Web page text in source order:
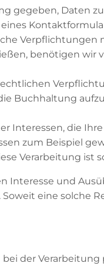
gegeben, Daten
benötigen wir
Buchhaltung
Interessen, die
zum Beispiel
Verarbeitung ist
und
eine solche
der